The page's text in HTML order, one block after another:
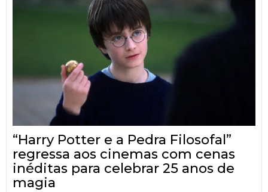
“Harry Potter e a Pedra Filosofal”
regressa aos cinemas com cenas
inéditas para celebrar 25 anos de
magia